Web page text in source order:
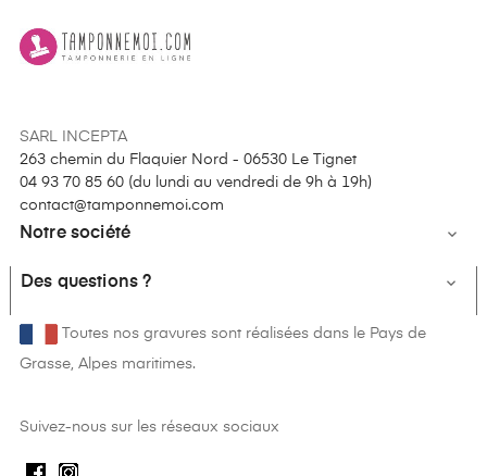
SARL INCEPTA
263 chemin du Flaquier Nord - 06530 Le Tignet
04 93 70 85 60 (du lundi au vendredi de 9h à 19h)
contact@tamponnemoi.com
Notre société 
Des questions ? 
Toutes nos gravures sont réalisées dans le Pays de
Grasse, Alpes maritimes.
Suivez-nous sur les réseaux sociaux